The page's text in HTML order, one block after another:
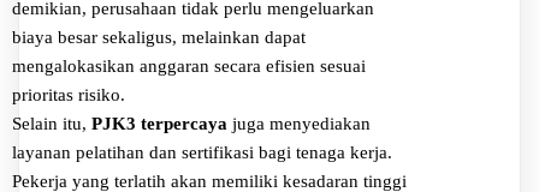
demikian, perusahaan tidak perlu mengeluarkan
biaya besar sekaligus, melainkan dapat
mengalokasikan anggaran secara efisien sesuai
prioritas risiko.
Selain itu, PJK3 terpercaya juga menyediakan
layanan pelatihan dan sertifikasi bagi tenaga kerja.
Pekerja yang terlatih akan memiliki kesadaran tinggi